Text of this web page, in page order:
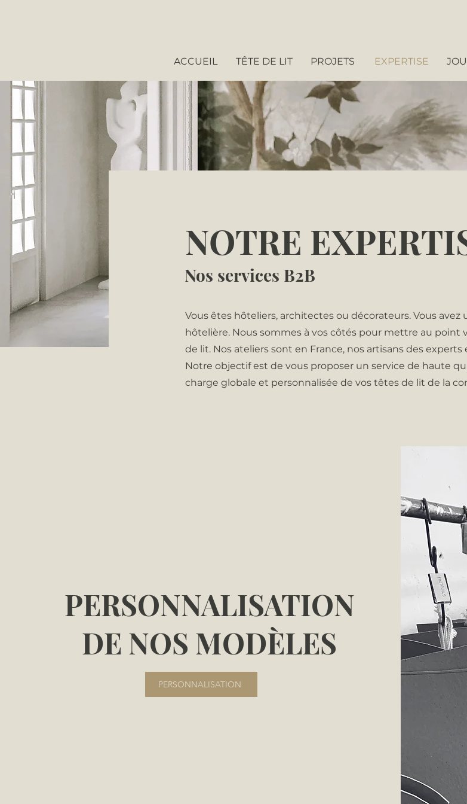
ACCUEIL TÊTE DE LIT PROJETS EXPERTISE
NOTRE
Nos services B2B
Vous êtes hôteliers, architectes ou décorateurs. Vous
hôtelière. Nous sommes à vos côtés pour mettre au point
de lit. Nos ateliers sont en France, nos artisans des experts
Notre objectif est de vous proposer un service de haute
charge globale et personnalisée de vos têtes de lit de la
PERSONNALISATION
DE NOS MODÈLES
PERSONNALISATION